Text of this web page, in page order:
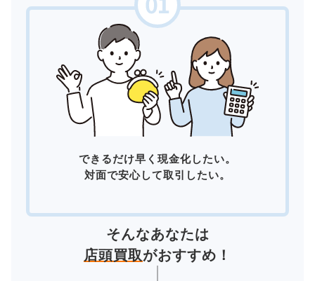
できるだけ早く現金化したい。
対面で安心して取引したい。
そんなあなたは
店頭買取がおすすめ！